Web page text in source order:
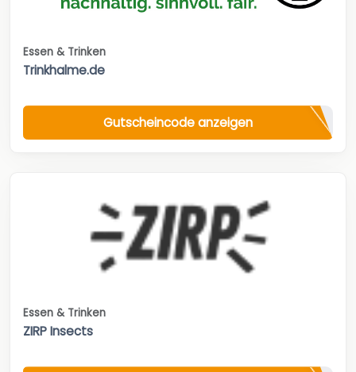
Essen & Trinken
Trinkhalme.de
Gutscheincode anzeigen
Essen & Trinken
ZIRP Insects